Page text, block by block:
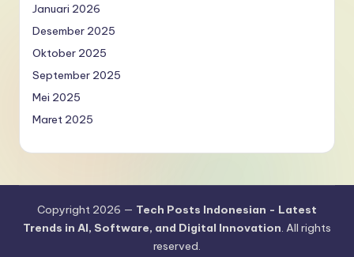
Januari 2026
Desember 2025
Oktober 2025
September 2025
Mei 2025
Maret 2025
Copyright 2026 — Tech Posts Indonesian - Latest
Trends in AI, Software, and Digital Innovation. All rights
reserved.